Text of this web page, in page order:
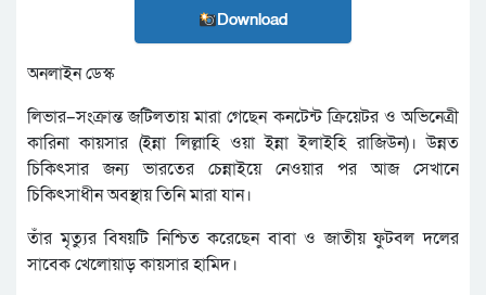
Download
অনলাইন ডেস্ক
লিভার–সংক্রান্ত জটিলতায় মারা গেছেন কনটেন্ট ক্রিয়েটর ও অভিনেত্রী
কারিনা কায়সার (ইন্না লিল্লাহি ওয়া ইন্না ইলাইহি রাজিউন)। উন্নত
চিকিৎসার জন্য ভারতের চেন্নাইয়ে নেওয়ার পর আজ সেখানে
চিকিৎসাধীন অবস্থায় তিনি মারা যান।
তাঁর মৃত্যুর বিষয়টি নিশ্চিত করেছেন বাবা ও জাতীয় ফুটবল দলের
সাবেক খেলোয়াড় কায়সার হামিদ।